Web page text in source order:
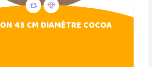
43 CM DIAMÈTRE COCOA